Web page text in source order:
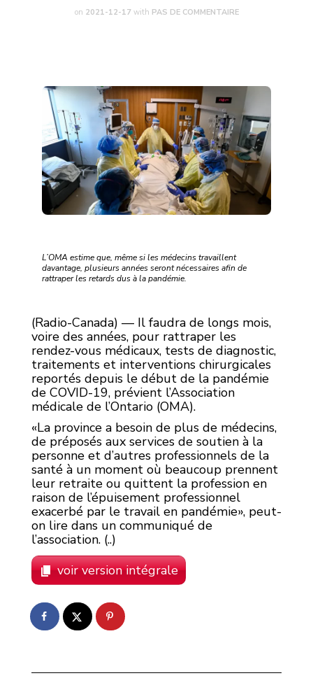
on 2021-12-17 with PAS DE COMMENTAIRE
L’OMA estime que, même si les médecins travaillent
davantage, plusieurs années seront nécessaires afin de
rattraper les retards dus à la pandémie.
(Radio-Canada) — Il faudra de longs mois,
voire des années, pour rattraper les
rendez-vous médicaux, tests de diagnostic,
traitements et interventions chirurgicales
reportés depuis le début de la pandémie
de COVID-19, prévient l’Association
médicale de l’Ontario (OMA).
La province a besoin de plus de médecins,
de préposés aux services de soutien à la
personne et d’autres professionnels de la
santé à un moment où beaucoup prennent
leur retraite ou quittent la profession en
raison de l’épuisement professionnel
exacerbé par le travail en pandémie , peut-
on lire dans un communiqué de
l’association. (..)
voir version intégrale